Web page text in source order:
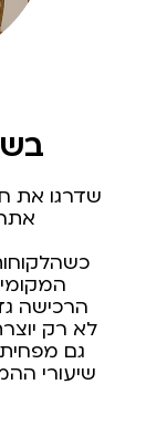
שדרגו את
הרכישה
לא רק
גם
שיעורי